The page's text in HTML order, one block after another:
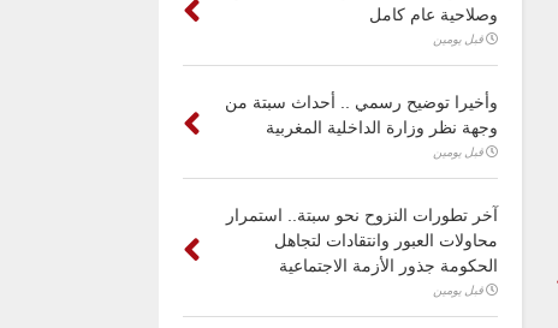
وصلاحية عام كامل
قبل يومين
وأخيرا توضيح رسمي .. أحداث سبتة من
وجهة نظر وزارة الداخلية المغربية
قبل يومين
آخر تطورات النزوح نحو سبتة.. استمرار
محاولات العبور وانتقادات لتجاهل
الحكومة جذور الأزمة الاجتماعية
قبل يومين